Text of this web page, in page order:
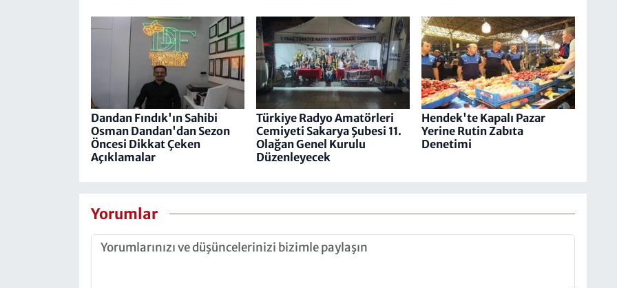
Dandan Fındık'ın Sahibi
Osman Dandan'dan Sezon
Öncesi Dikkat Çeken
Açıklamalar
Türkiye Radyo Amatörleri
Cemiyeti​​​​​​​ Sakarya Şubesi 11.
Olağan Genel Kurulu
Düzenleyecek
Hendek'te Kapalı Pazar
Yerine Rutin Zabıta
Denetimi
Yorumlar